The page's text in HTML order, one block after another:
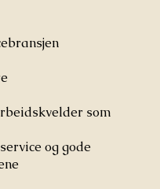
som
og gode